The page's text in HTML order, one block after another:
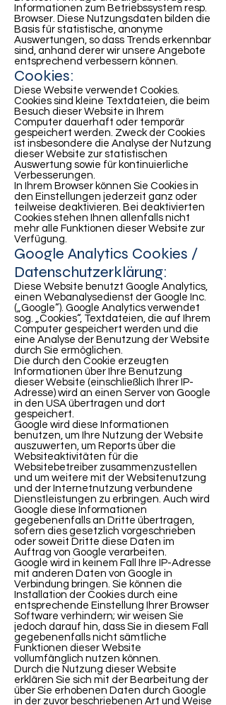
Informationen zum Betriebssystem resp.
Browser. Diese Nutzungsdaten bilden die
Basis für statistische, anonyme
Auswertungen, so dass Trends erkennbar
sind, anhand derer wir unsere Angebote
entsprechend verbessern können.
Cookies:
Diese Website verwendet Cookies.
Cookies sind kleine Textdateien, die beim
Besuch dieser Website in Ihrem
Computer dauerhaft oder temporär
gespeichert werden. Zweck der Cookies
ist insbesondere die Analyse der Nutzung
dieser Website zur statistischen
Auswertung sowie für kontinuierliche
Verbesserungen.
In Ihrem Browser können Sie Cookies in
den Einstellungen jederzeit ganz oder
teilweise deaktivieren. Bei deaktivierten
Cookies stehen Ihnen allenfalls nicht
mehr alle Funktionen dieser Website zur
Verfügung.
Google Analytics Cookies /
Datenschutzerklärung:
Diese Website benutzt Google Analytics,
einen Webanalysedienst der Google Inc.
(„Google“). Google Analytics verwendet
sog. „Cookies“, Textdateien, die auf Ihrem
Computer gespeichert werden und die
eine Analyse der Benutzung der Website
durch Sie ermöglichen.
Die durch den Cookie erzeugten
Informationen über Ihre Benutzung
dieser Website (einschließlich Ihrer IP-
Adresse) wird an einen Server von Google
in den USA übertragen und dort
gespeichert.
Google wird diese Informationen
benutzen, um Ihre Nutzung der Website
auszuwerten, um Reports über die
Websiteaktivitäten für die
Websitebetreiber zusammenzustellen
und um weitere mit der Websitenutzung
und der Internetnutzung verbundene
Dienstleistungen zu erbringen. Auch wird
Google diese Informationen
gegebenenfalls an Dritte übertragen,
sofern dies gesetzlich vorgeschrieben
oder soweit Dritte diese Daten im
Auftrag von Google verarbeiten.
Google wird in keinem Fall Ihre IP-Adresse
mit anderen Daten von Google in
Verbindung bringen. Sie können die
Installation der Cookies durch eine
entsprechende Einstellung Ihrer Browser
Software verhindern; wir weisen Sie
jedoch darauf hin, dass Sie in diesem Fall
gegebenenfalls nicht sämtliche
Funktionen dieser Website
vollumfänglich nutzen können.
Durch die Nutzung dieser Website
erklären Sie sich mit der Bearbeitung der
über Sie erhobenen Daten durch Google
in der zuvor beschriebenen Art und Weise